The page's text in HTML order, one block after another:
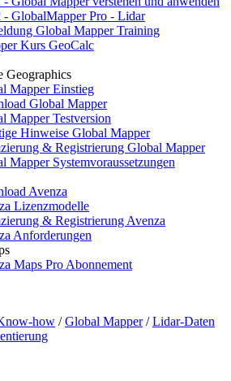
- GlobalMapper Pro - Lidar
Global Mapper Training
Kurs GeoCalc
Geographics
Mapper Einstieg
Global Mapper
Mapper Testversion
Hinweise Global Mapper
& Registrierung Global Mapper
Mapper Systemvoraussetzungen
Avenza
Lizenzmodelle
& Registrierung Avenza
Anforderungen
Maps Pro Abonnement
how /Global Mapper/Lidar-Daten